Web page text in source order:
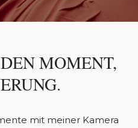
MOMENT,
mit meiner Kamera